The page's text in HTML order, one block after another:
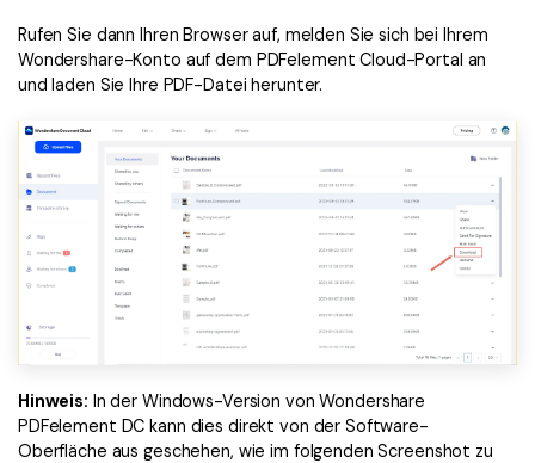
Rufen Sie dann Ihren Browser auf, melden Sie sich bei Ihrem
Wondershare-Konto auf dem PDFelement Cloud-Portal an
und laden Sie Ihre PDF-Datei herunter.
Hinweis: In der Windows-Version von Wondershare
PDFelement DC kann dies direkt von der Software-
Oberfläche aus geschehen, wie im folgenden Screenshot zu